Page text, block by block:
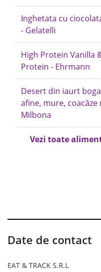
Inghetata cu
- Gelatelli
High Protein Vanilla
Protein - Ehrmann
Desert din iaurt
afine, mure,
Milbona
Vezi toate
Date de contact
EAT & TRACK S.R.L